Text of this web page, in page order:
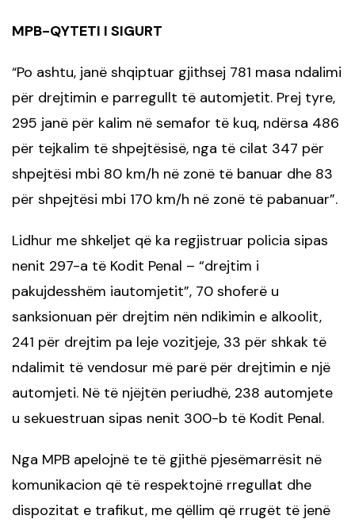
MPB-QYTETI I SIGURT
“Po ashtu, janë shqiptuar gjithsej 781 masa ndalimi
për drejtimin e parregullt të automjetit. Prej tyre,
295 janë për kalim në semafor të kuq, ndërsa 486
për tejkalim të shpejtësisë, nga të cilat 347 për
shpejtësi mbi 80 km/h në zonë të banuar dhe 83
për shpejtësi mbi 170 km/h në zonë të pabanuar”.
Lidhur me shkeljet që ka regjistruar policia sipas
nenit 297-a të Kodit Penal – “drejtim i
pakujdesshëm iautomjetit”, 70 shoferë u
sanksionuan për drejtim nën ndikimin e alkoolit,
241 për drejtim pa leje vozitjeje, 33 për shkak të
ndalimit të vendosur më parë për drejtimin e një
automjeti. Në të njëjtën periudhë, 238 automjete
u sekuestruan sipas nenit 300-b të Kodit Penal.
Nga MPB apelojnë te të gjithë pjesëmarrësit në
komunikacion që të respektojnë rregullat dhe
dispozitat e trafikut, me qëllim që rrugët të jenë